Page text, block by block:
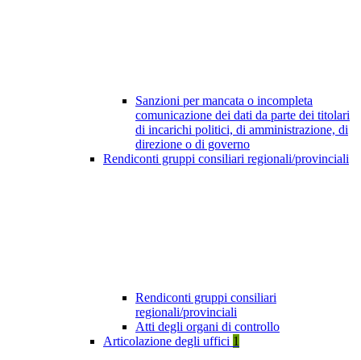
Sanzioni per mancata o incompleta
comunicazione dei dati da parte dei titolari
di incarichi politici, di amministrazione, di
direzione o di governo
Rendiconti gruppi consiliari regionali/provinciali
Rendiconti gruppi consiliari
regionali/provinciali
Atti degli organi di controllo
Articolazione degli uffici 1